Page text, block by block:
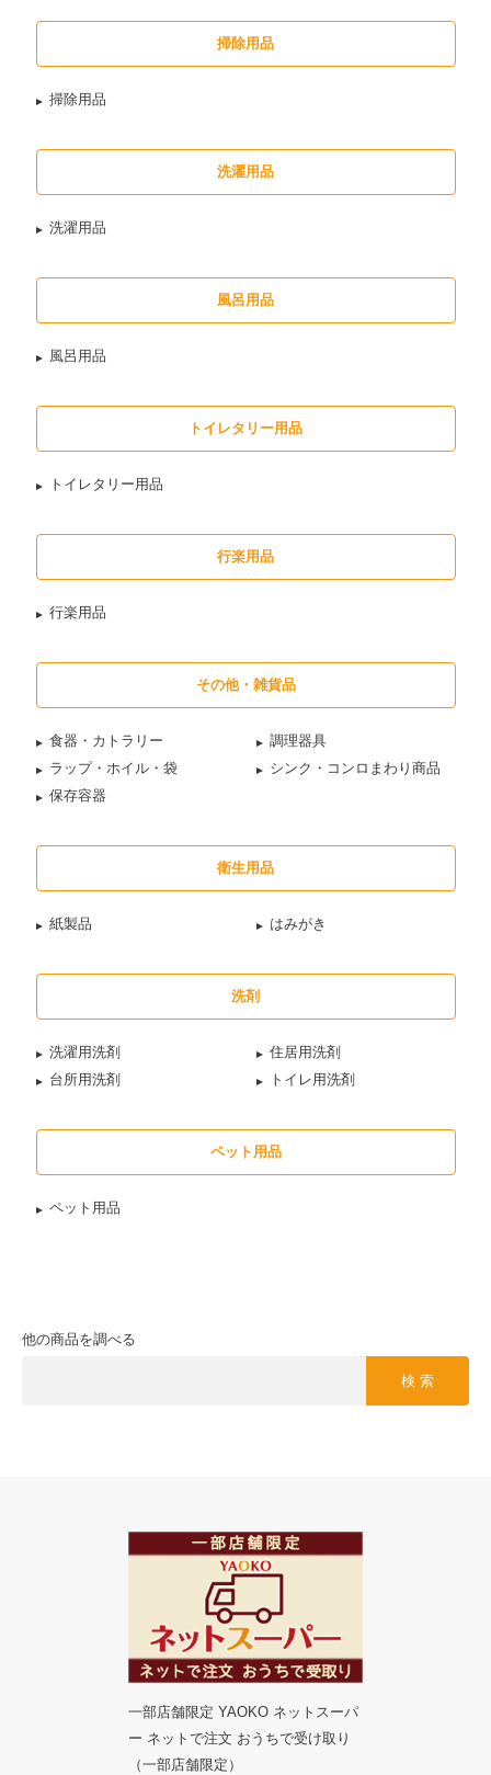
掃除用品
掃除用品
洗濯用品
洗濯用品
風呂用品
風呂用品
トイレタリー用品
トイレタリー用品
行楽用品
行楽用品
その他・雑貨品
食器・カトラリー
調理器具
ラップ・ホイル・袋
シンク・コンロまわり商品
保存容器
衛生用品
紙製品 はみがき
洗剤
洗濯用洗剤
住居用洗剤
台所用洗剤
トイレ用洗剤
ペット用品
ペット用品
他の商品を調べる
検 索
一部店舗限定 YAOKO ネットスーパ
ー ネットで注文 おうちで受け取り
（一部店舗限定）